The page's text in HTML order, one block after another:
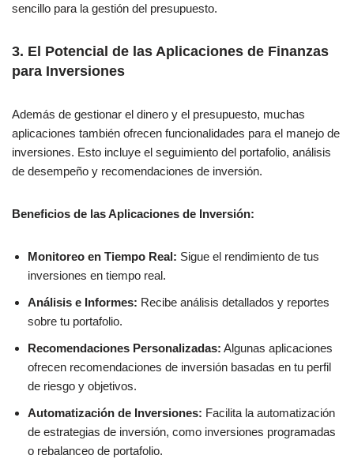
sencillo para la gestión del presupuesto.
3. El Potencial de las Aplicaciones de Finanzas
para Inversiones
Además de gestionar el dinero y el presupuesto, muchas
aplicaciones también ofrecen funcionalidades para el manejo de
inversiones. Esto incluye el seguimiento del portafolio, análisis
de desempeño y recomendaciones de inversión.
Beneficios de las Aplicaciones de Inversión:
Monitoreo en Tiempo Real: Sigue el rendimiento de tus
inversiones en tiempo real.
Análisis e Informes: Recibe análisis detallados y reportes
sobre tu portafolio.
Recomendaciones Personalizadas: Algunas aplicaciones
ofrecen recomendaciones de inversión basadas en tu perfil
de riesgo y objetivos.
Automatización de Inversiones: Facilita la automatización
de estrategias de inversión, como inversiones programadas
o rebalanceo de portafolio.